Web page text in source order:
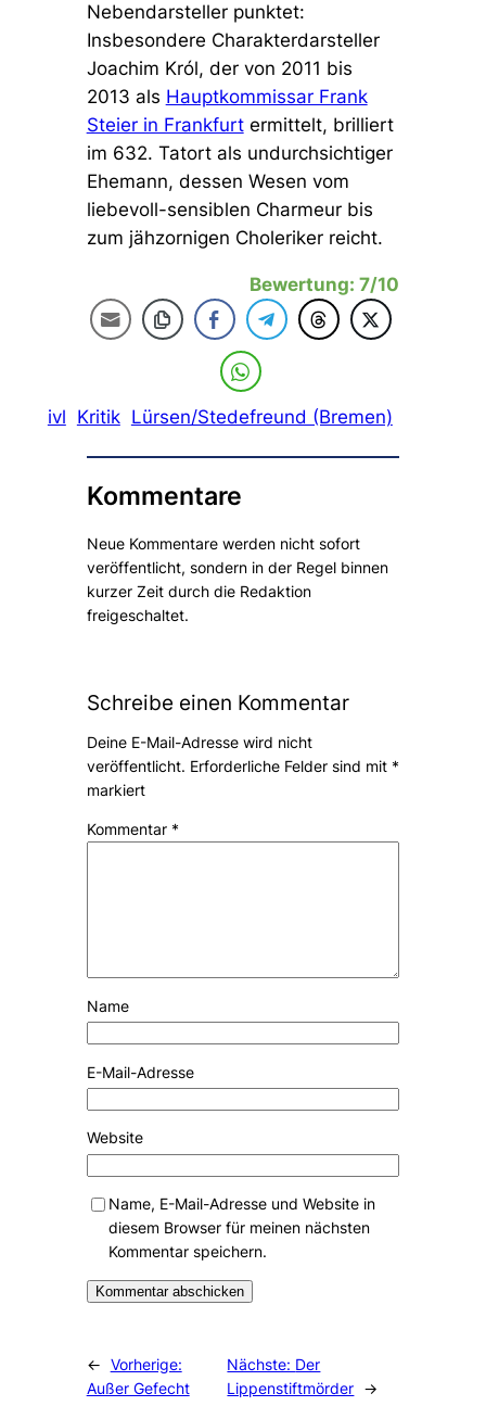
Nebendarsteller punktet:
Insbesondere Charakterdarsteller
Joachim Król, der von 2011 bis
2013 als Hauptkommissar Frank
Steier in Frankfurtermittelt, brilliert
im 632. Tatort als undurchsichtiger
Ehemann, dessen Wesen vom
liebevoll-sensiblen Charmeur bis
zum jähzornigen Choleriker reicht.
Bewertung: 7/10
ivl Kritik Lürsen/Stedefreund (Bremen)
Kommentare
Neue Kommentare werden nicht sofort
veröffentlicht, sondern in der Regel binnen
kurzer Zeit durch die Redaktion
freigeschaltet.
Schreibe einen Kommentar
Deine E-Mail-Adresse wird nicht
veröffentlicht. Erforderliche Felder sind mit *
markiert
Kommentar *
Name
E-Mail-Adresse
Website
Name, E-Mail-Adresse und Website in
diesem Browser für meinen nächsten
Kommentar speichern.
← Vorherige:
Außer Gefecht
Nächste: Der
Lippenstiftmörder →